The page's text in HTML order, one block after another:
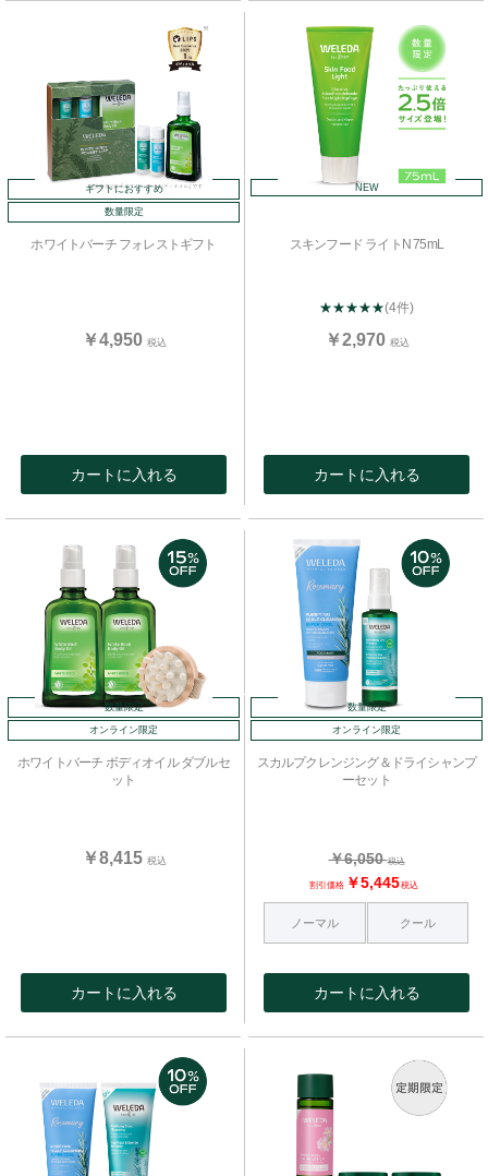
ギフトにおすすめ
数量限定
ホワイトバーチ フォレストギフト
￥4,950 税込
カートに入れる
NEW
スキンフード ライトN 75mL
★★★★★(4件)
￥2,970 税込
カートに入れる
数量限定
オンライン限定
ホワイトバーチ ボディオイル ダブルセ
ット
￥8,415 税込
カートに入れる
数量限定
オンライン限定
スカルプクレンジング＆ドライシャンプ
ーセット
￥6,050税込
割引価格 ￥5,445税込
ノーマル クール
カートに入れる